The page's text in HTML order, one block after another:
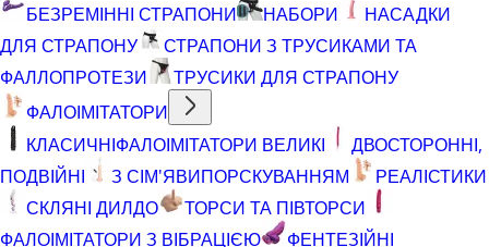
БЕЗРЕМІННІ СТРАПОНИ
НАБОРИ
НАСАДКИ
ДЛЯ СТРАПОНУ
СТРАПОНИ З ТРУСИКАМИ ТА
ФАЛЛОПРОТЕЗИ
ТРУСИКИ ДЛЯ СТРАПОНУ
ФАЛОІМІТАТОРИ
КЛАСИЧНІФАЛОІМІТАТОРИ ВЕЛИКІ
ДВОСТОРОННІ,
ПОДВІЙНІ
З СІМ'ЯВИПОРСКУВАННЯМ
РЕАЛІСТИКИ
СКЛЯНІ ДИЛДО
ТОРСИ ТА ПІВТОРСИ
ФАЛОІМІТАТОРИ З ВІБРАЦІЄЮ
ФЕНТЕЗІЙНІ